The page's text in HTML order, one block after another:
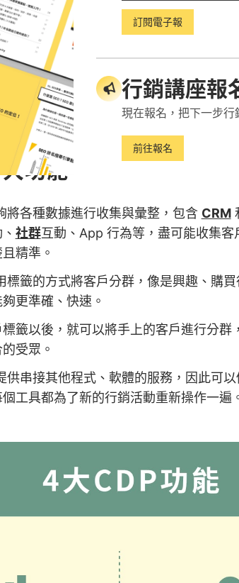
訂閱電子報
行銷講座報
現在報名，把下一步行
前往報名
功能
將各種數據進行收集與彙整，包含 CRM
社群互動、App 行為等，盡可能收集客
精準。
標籤的方式將客戶分群，像是興趣、購
更準確、快速。
籤以後，就可以將手上的客戶進行分群
受眾。
供串接其他程式、軟體的服務，因此可以
工具都為了新的行銷活動重新操作一遍